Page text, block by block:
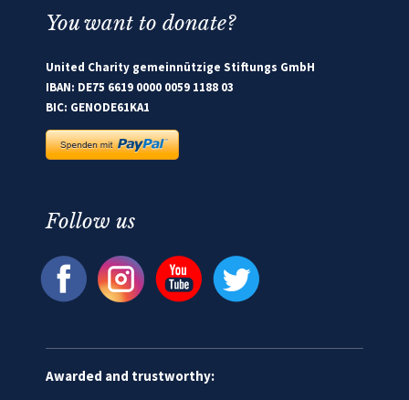
You want to donate?
United Charity gemeinnützige Stiftungs GmbH
IBAN: DE75 6619 0000 0059 1188 03
BIC: GENODE61KA1
Follow us
Awarded and trustworthy: